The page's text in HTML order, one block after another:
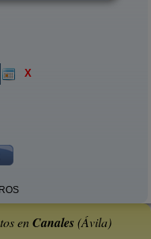
X
enCanales(Ávila)